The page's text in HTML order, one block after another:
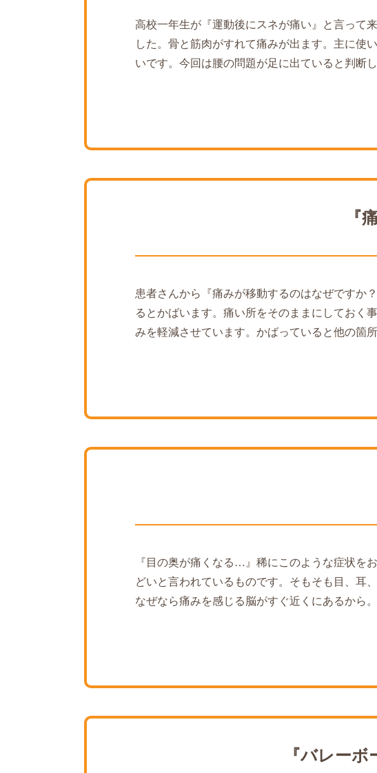
高校一年生が『運動後にスネが痛い』と言って
した。骨と筋肉がすれて痛みが出ます。主に使
いです。今回は腰の問題が足に出ていると判断
『
患者さんから『痛みが移動するのはなぜですか
るとかばいます。痛い所をそのままにしておく
みを軽減させています。かばっていると他の箇
『目の奥が痛くなる…』稀にこのような症状を
どいと言われているものです。そもそも目、耳
なぜなら痛みを感じる脳がすぐ近くにあるから
『バレー